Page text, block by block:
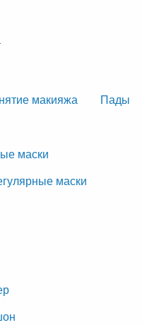
макияжа
Пады
маски
маски